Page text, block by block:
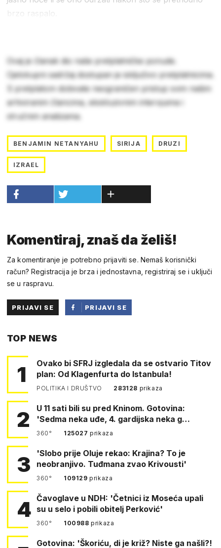
brzo raspalo.
Ovaj je članak dio naše pretplatničke ponude.
Cjelokupni sadržaj dostupan je isključivo pretplatnicima.
S pretplatom dobivate neograničen pristup svim našim
arhiviranim člancima, ekskluzivnim intervjuima i
stručnim analizama.
BENJAMIN NETANYAHU SIRIJA DRUZI
IZRAEL
Komentiraj, znaš da želiš!
Za komentiranje je potrebno prijaviti se. Nemaš korisnički
račun? Registracija je brza i jednostavna, registriraj se i uključi
se u raspravu.
PRIJAVI SE
PRIJAVI SE
TOP NEWS
1
Ovako bi SFRJ izgledala da se ostvario Titov
plan: Od Klagenfurta do Istanbula!
POLITIKA I DRUŠTVO 283128 prikaza
2
U 11 sati bili su pred Kninom. Gotovina:
'Sedma neka uđe, 4. gardijska neka g…
360° 125027prikaza
3
'Slobo prije Oluje rekao: Krajina? To je
neobranjivo. Tuđmana zvao Krivousti'
360° 109129prikaza
4 Čavoglave u NDH: 'Četnici iz Moseća upali
su u selo i pobili obitelj Perković'
360° 100988prikaza
Gotovina: 'Škoriću, di je križ? Niste ga našli?!